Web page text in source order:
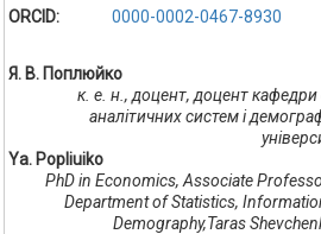
ORCID:
0000-0002-0467-8930
Я. В. Поплюйко
к. е. н., доцент, доцент
аналітичних систем і
Ya. Popliuiko
PhD in Economics, Associate
Department of Statistics,
Demography,Taras